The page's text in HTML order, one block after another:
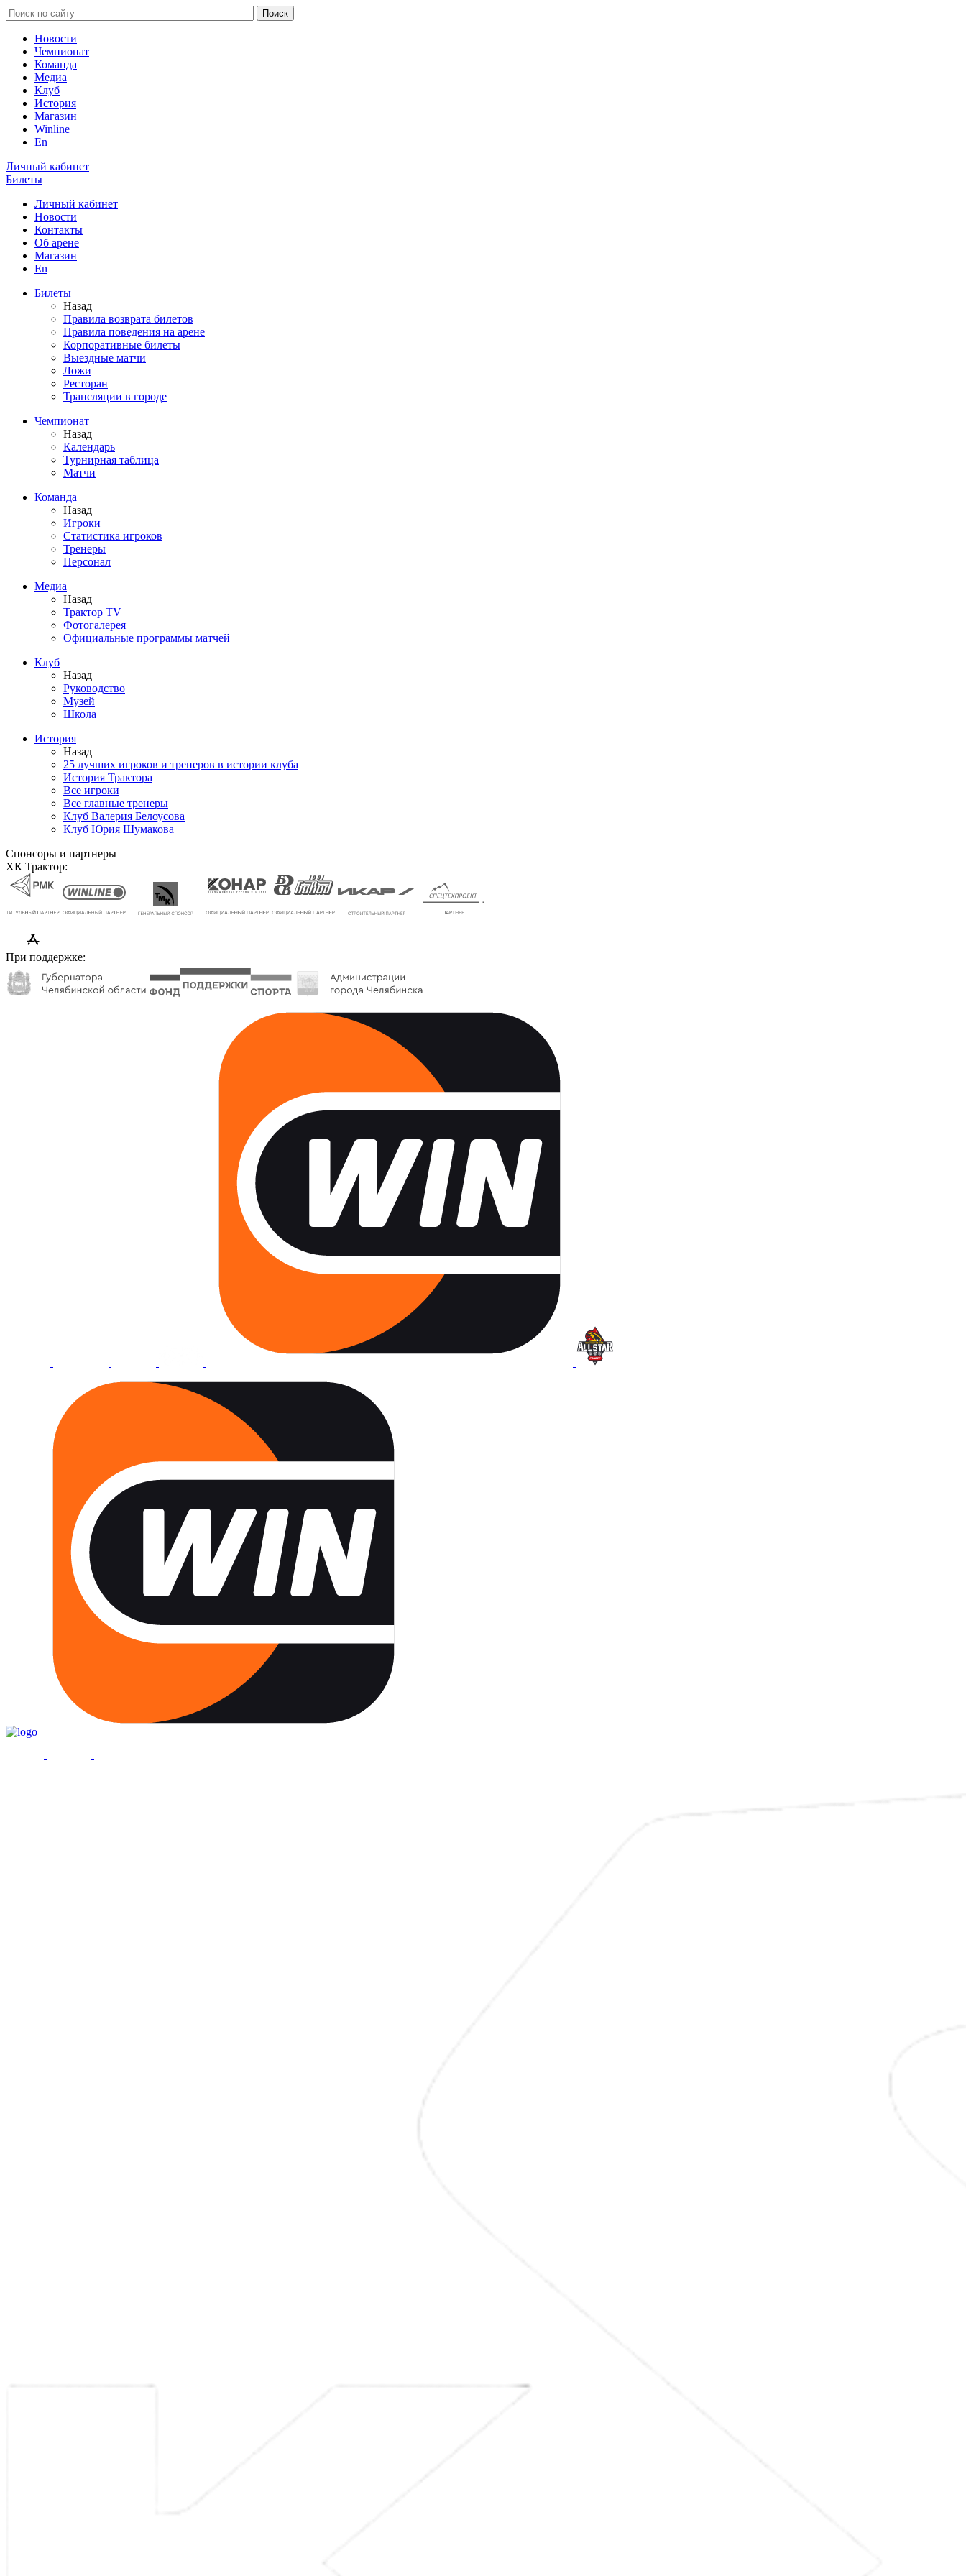
Новости
Чемпионат
Команда
Медиа
Клуб
История
Магазин
Winline
En
Личный кабинет
Билеты
Личный кабинет
Новости
Контакты
Об арене
Магазин
En
Билеты
Назад
Правила возврата билетов
Правила поведения на арене
Корпоративные билеты
Выездные матчи
Ложи
Ресторан
Трансляции в городе
Чемпионат
Назад
Календарь
Турнирная таблица
Матчи
Команда
Назад
Игроки
Статистика игроков
Тренеры
Персонал
Медиа
Назад
Трактор TV
Фотогалерея
Официальные программы матчей
Клуб
Назад
Руководство
Музей
Школа
История
Назад
25 лучших игроков и тренеров в истории клуба
История Трактора
Все игроки
Все главные тренеры
Клуб Валерия Белоусова
Клуб Юрия Шумакова
Спонсоры и партнеры
ХК Трактор:
При поддержке: